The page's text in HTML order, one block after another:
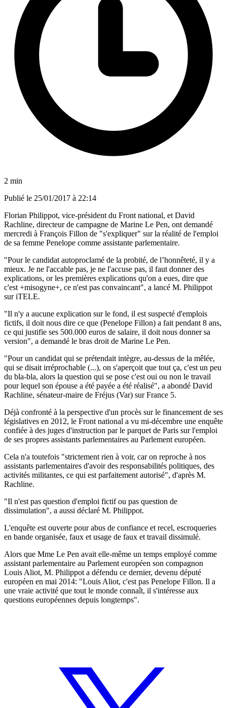
2 min
Publié le 25/01/2017 à 22:14
Florian Philippot, vice-président du Front national, et David
Rachline, directeur de campagne de Marine Le Pen, ont demandé
mercredi à François Fillon de "s'expliquer" sur la réalité de l'emploi
de sa femme Penelope comme assistante parlementaire.
"Pour le candidat autoproclamé de la probité, de l’honnêteté, il y a
mieux. Je ne l'accable pas, je ne l'accuse pas, il faut donner des
explications, or les premières explications qu'on a eues, dire que
c'est +misogyne+, ce n'est pas convaincant", a lancé M. Philippot
sur iTELE.
"Il n'y a aucune explication sur le fond, il est suspecté d'emplois
fictifs, il doit nous dire ce que (Penelope Fillon) a fait pendant 8 ans,
ce qui justifie ses 500.000 euros de salaire, il doit nous donner sa
version", a demandé le bras droit de Marine Le Pen.
"Pour un candidat qui se prétendait intègre, au-dessus de la mêlée,
qui se disait irréprochable (...), on s'aperçoit que tout ça, c'est un peu
du bla-bla, alors la question qui se pose c'est oui ou non le travail
pour lequel son épouse a été payée a été réalisé", a abondé David
Rachline, sénateur-maire de Fréjus (Var) sur France 5.
Déjà confronté à la perspective d'un procès sur le financement de ses
législatives en 2012, le Front national a vu mi-décembre une enquête
confiée à des juges d'instruction par le parquet de Paris sur l'emploi
de ses propres assistants parlementaires au Parlement européen.
Cela n'a toutefois "strictement rien à voir, car on reproche à nos
assistants parlementaires d'avoir des responsabilités politiques, des
activités militantes, ce qui est parfaitement autorisé", d'après M.
Rachline.
"Il n'est pas question d'emploi fictif ou pas question de
dissimulation", a aussi déclaré M. Philippot.
L'enquête est ouverte pour abus de confiance et recel, escroqueries
en bande organisée, faux et usage de faux et travail dissimulé.
Alors que Mme Le Pen avait elle-même un temps employé comme
assistant parlementaire au Parlement européen son compagnon
Louis Aliot, M. Philippot a défendu ce dernier, devenu député
européen en mai 2014: "Louis Aliot, c'est pas Penelope Fillon. Il a
une vraie activité que tout le monde connaît, il s'intéresse aux
questions européennes depuis longtemps".